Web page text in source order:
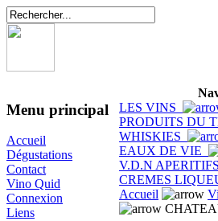
Menu principal
Accueil
Dégustations
Contact
Vino Quid
Connexion
Liens
LES VINS
PRODUITS DU
WHISKIES
EAUX DE VIE
V.D.N
CREMES
Accueil